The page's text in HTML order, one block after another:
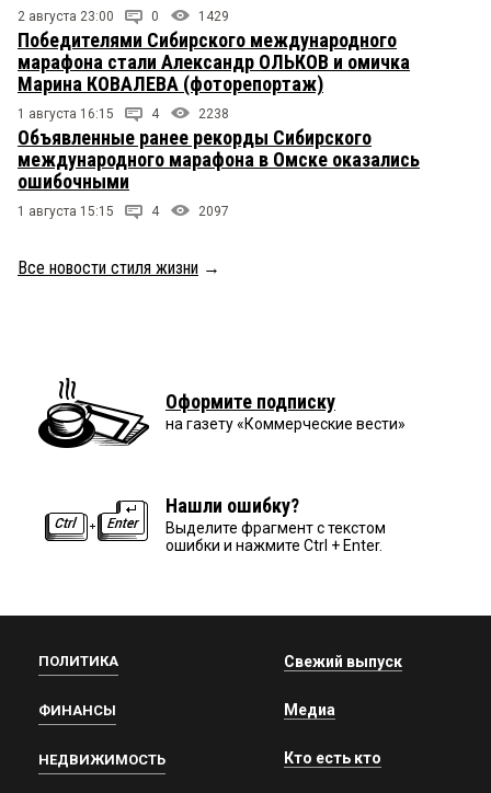
2 августа 23:00 0 1429
Победителями Сибирского международного
марафона стали Александр ОЛЬКОВ и омичка
Марина КОВАЛЕВА (фоторепортаж)
1 августа 16:15 4 2238
Объявленные ранее рекорды Сибирского
международного марафона в Омске оказались
ошибочными
1 августа 15:15 4 2097
Все новости стиля жизни →
Оформите подписку
на газету «Коммерческие вести»
Нашли ошибку?
Выделите фрагмент с текстом
ошибки и нажмите Ctrl + Enter.
ПОЛИТИКА
ФИНАНСЫ
НЕДВИЖИМОСТЬ
Свежий выпуск
Медиа
Кто есть кто